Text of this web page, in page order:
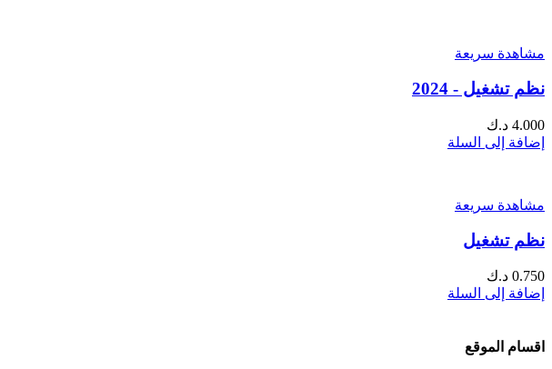
مشاهدة سريعة
نظم تشغيل - 2024
4.000 د.ك
إضافة إلى السلة
مشاهدة سريعة
نظم تشغيل
0.750 د.ك
إضافة إلى السلة
اقسام الموقع